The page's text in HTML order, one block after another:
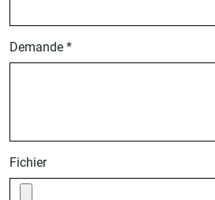
Demande *
Fichier